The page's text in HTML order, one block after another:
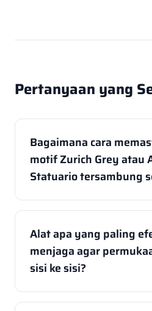
Pertanyaan yang
Bagaimana cara
motif Zurich Grey atau
Statuario tersambung
Alat apa yang paling
menjaga agar
sisi ke sisi?